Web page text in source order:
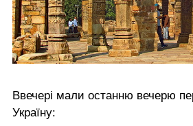
Ввечері мали останню вечерю
Україну: